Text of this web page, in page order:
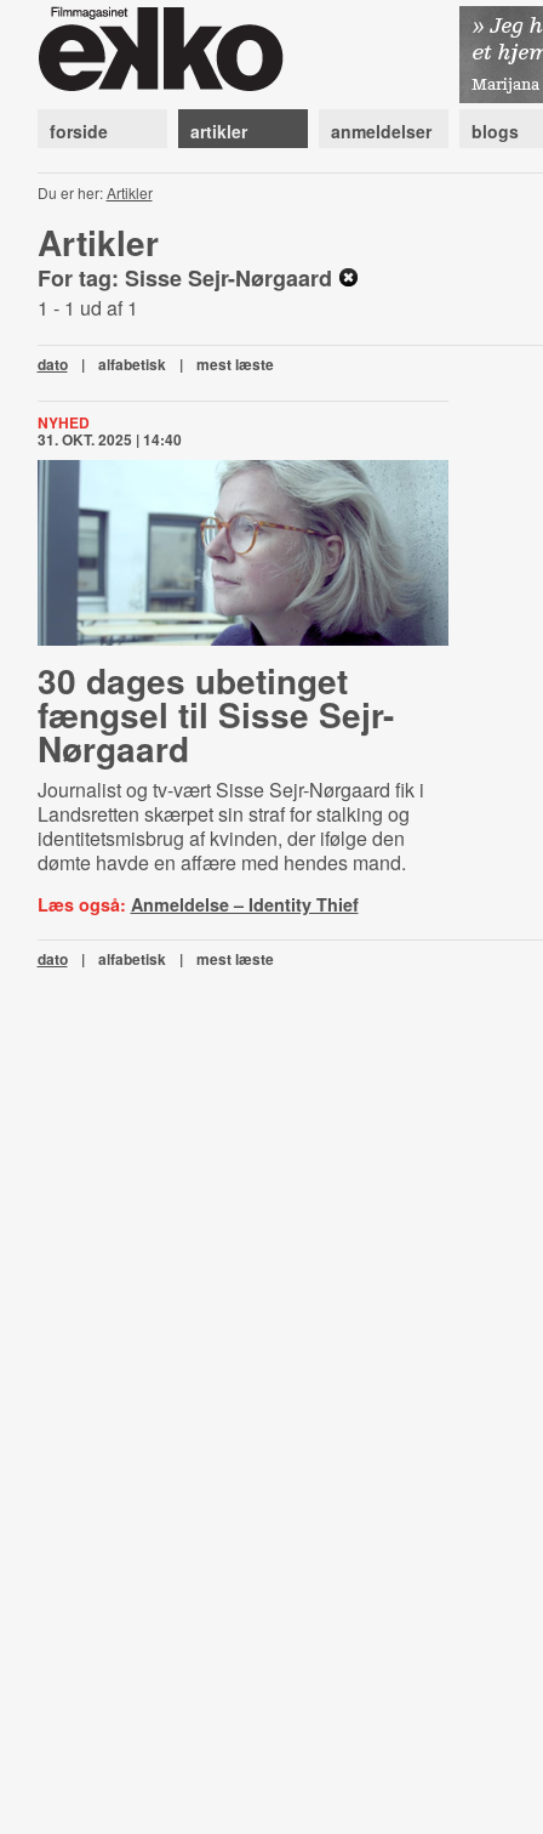
forside artikler anmeldelser blogs
Du er her:Artikler
Artikler
For tag: Sisse Sejr-Nørgaard
1 - 1 ud af 1
dato | alfabetisk | mest læste
NYHED
31. OKT. 2025 | 14:40
30 dages ubetinget
fængsel til Sisse Sejr-
Nørgaard
Journalist og tv-vært Sisse Sejr-Nørgaard fik i
Landsretten skærpet sin straf for stalking og
identitetsmisbrug af kvinden, der ifølge den
dømte havde en affære med hendes mand.
Læs også: Anmeldelse – Identity Thief
dato | alfabetisk | mest læste